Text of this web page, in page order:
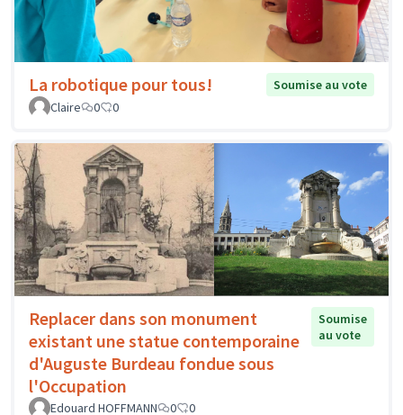
La robotique pour tous!
Soumise au vote
Claire
0 0
Replacer dans son monument
existant une statue contemporaine
d'Auguste Burdeau fondue sous
l'Occupation
Soumise
au vote
Edouard HOFFMANN 0 0